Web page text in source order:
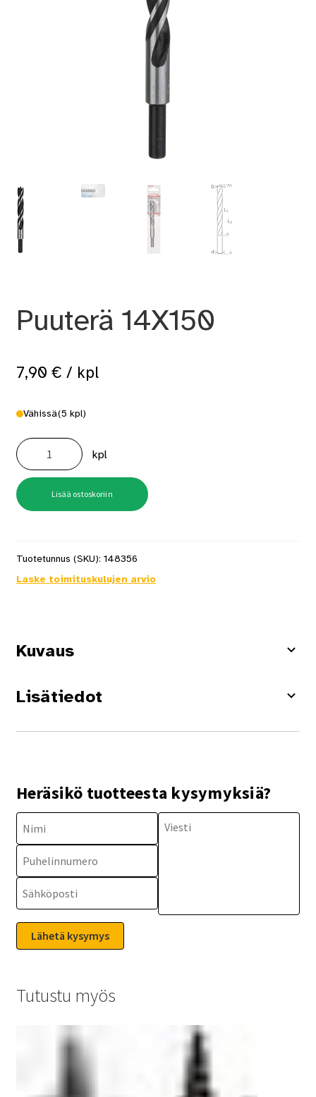
Puuterä 14X150
7,90 € / kpl
Vähissä(5 kpl)
Puuterä
14X150
määrä kpl
Lisää ostoskoriin
Tuotetunnus (SKU): 148356
Laske toimituskulujen arvio
Kuvaus
Lisätiedot
Heräsikö tuotteesta kysymyksiä?
Tutustu myös